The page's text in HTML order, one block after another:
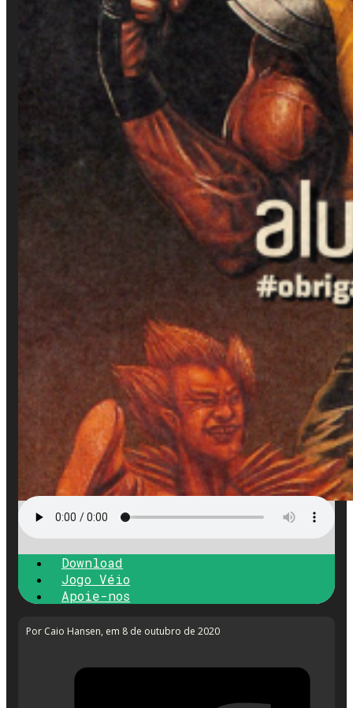
Download
Jogo Véio
Apoie-nos
Por Caio Hansen, em 8 de outubro de 2020